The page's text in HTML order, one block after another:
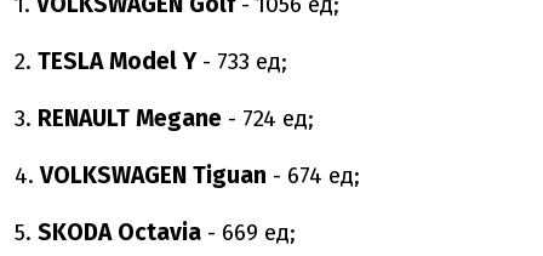
2. TESLA Model Y- 733 ед;
3. RENAULT Megane - 724 ед;
4. VOLKSWAGEN Tiguan - 674 ед;
5. SKODA Octavia - 669 ед;